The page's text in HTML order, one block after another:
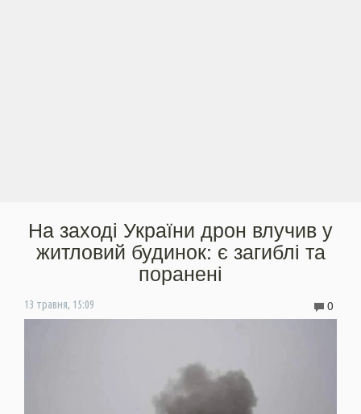
На заході України дрон влучив у
житловий будинок: є загиблі та
поранені
13 травня, 15:09 0